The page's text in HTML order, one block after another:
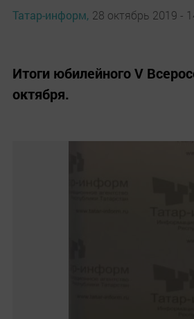
Татар-информ, 28 октябрь 2019 -
Итоги юбилейного V
октября.